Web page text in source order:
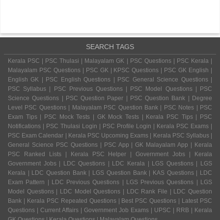
SEARCH TAGS
Kerala PSC | PSC Thulasi | Malayalam GK | PSC Questions | PSC Kerala |
Malayalam PSC Questions | PSC GK | KPSC Questions | PSC GK English |
English GK | PSC English Questions | PSC General Science Questions |
PSC Syllabus | PSC Previous Questions | PSC Model Questions | PSC
Science Questions | PSC Question Paper | PSC Question Bank | Degree
Level PSC Questions | Malayalam PSC Question Bank | PSC Notes | PSC
Exam Tips | PSC Mock Tests | GK Mock Tests | Kerala PSC Tips | PSC
Notifications | PSC Thulasi Login | PSC Profile Login | Kerala PSC Exams |
PSC Exam Calendar | Kerala PSC Upcoming Exams | Kerala PSC Syllabus |
General Science PSC Questions | PSC App | GK Malayalam App | Kerala
PSC Ranked Lists | Kerala PSC Helper | Government Jobs | Kerala
Government Jobs | LDC Questions | LDC Kerala | LGS Questions | LGS
Kerala | LDC Question Bank | LGS Question Bank | KAS Questions | LDC
Exam Pattern | LDC Previous Questions | LGS Previous Questions | LGS
Model Questions | LDC Model Questions | LDC Rank File | LDC Question
Bank | Kerala PSC Repeated Questions | Best PSC Questions | Latest PSC
Questions | Current Affairs | Government Job Exams | UPSC | RRB | Kerala